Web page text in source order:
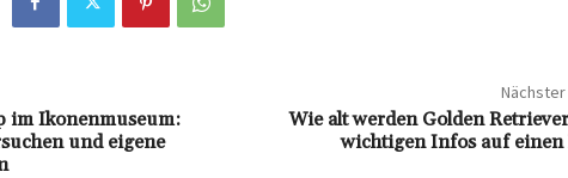
im Ikonenmuseum:
und eigene
Wie alt werden Golden
wichtigen Infos auf einen